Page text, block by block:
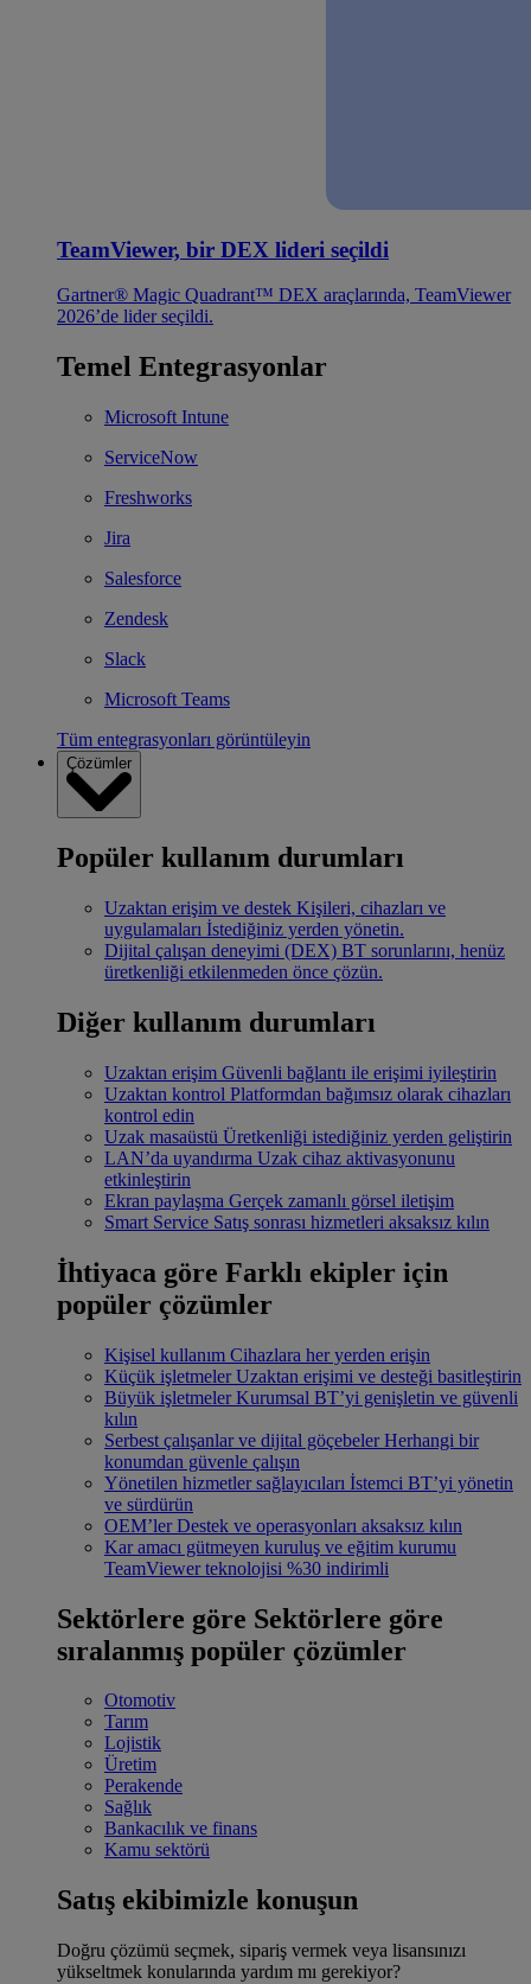
TeamViewer, bir DEX lideri seçildi
Gartner® Magic Quadrant™ DEX araçlarında, TeamViewer
2026’de lider seçildi.
Temel Entegrasyonlar
Microsoft Intune
ServiceNow
Freshworks
Jira
Salesforce
Zendesk
Slack
Microsoft Teams
Tüm entegrasyonları görüntüleyin
Çözümler
Popüler kullanım durumları
Uzaktan erişim ve destek Kişileri, cihazları ve
uygulamaları İstediğiniz yerden yönetin.
Dijital çalışan deneyimi (DEX) BT sorunlarını, henüz
üretkenliği etkilenmeden önce çözün.
Diğer kullanım durumları
Uzaktan erişim Güvenli bağlantı ile erişimi iyileştirin
Uzaktan kontrol Platformdan bağımsız olarak cihazları
kontrol edin
Uzak masaüstü Üretkenliği istediğiniz yerden geliştirin
LAN’da uyandırma Uzak cihaz aktivasyonunu
etkinleştirin
Ekran paylaşma Gerçek zamanlı görsel iletişim
Smart Service Satış sonrası hizmetleri aksaksız kılın
İhtiyaca göre Farklı ekipler için
popüler çözümler
Kişisel kullanım Cihazlara her yerden erişin
Küçük işletmeler Uzaktan erişimi ve desteği basitleştirin
Büyük işletmeler Kurumsal BT’yi genişletin ve güvenli
kılın
Serbest çalışanlar ve dijital göçebeler Herhangi bir
konumdan güvenle çalışın
Yönetilen hizmetler sağlayıcıları İstemci BT’yi yönetin
ve sürdürün
OEM’ler Destek ve operasyonları aksaksız kılın
Kar amacı gütmeyen kuruluş ve eğitim kurumu
TeamViewer teknolojisi %30 indirimli
Sektörlere göre Sektörlere göre
sıralanmış popüler çözümler
Otomotiv
Tarım
Lojistik
Üretim
Perakende
Sağlık
Bankacılık ve finans
Kamu sektörü
Satış ekibimizle konuşun
Doğru çözümü seçmek, sipariş vermek veya lisansınızı
yükseltmek konularında yardım mı gerekiyor?